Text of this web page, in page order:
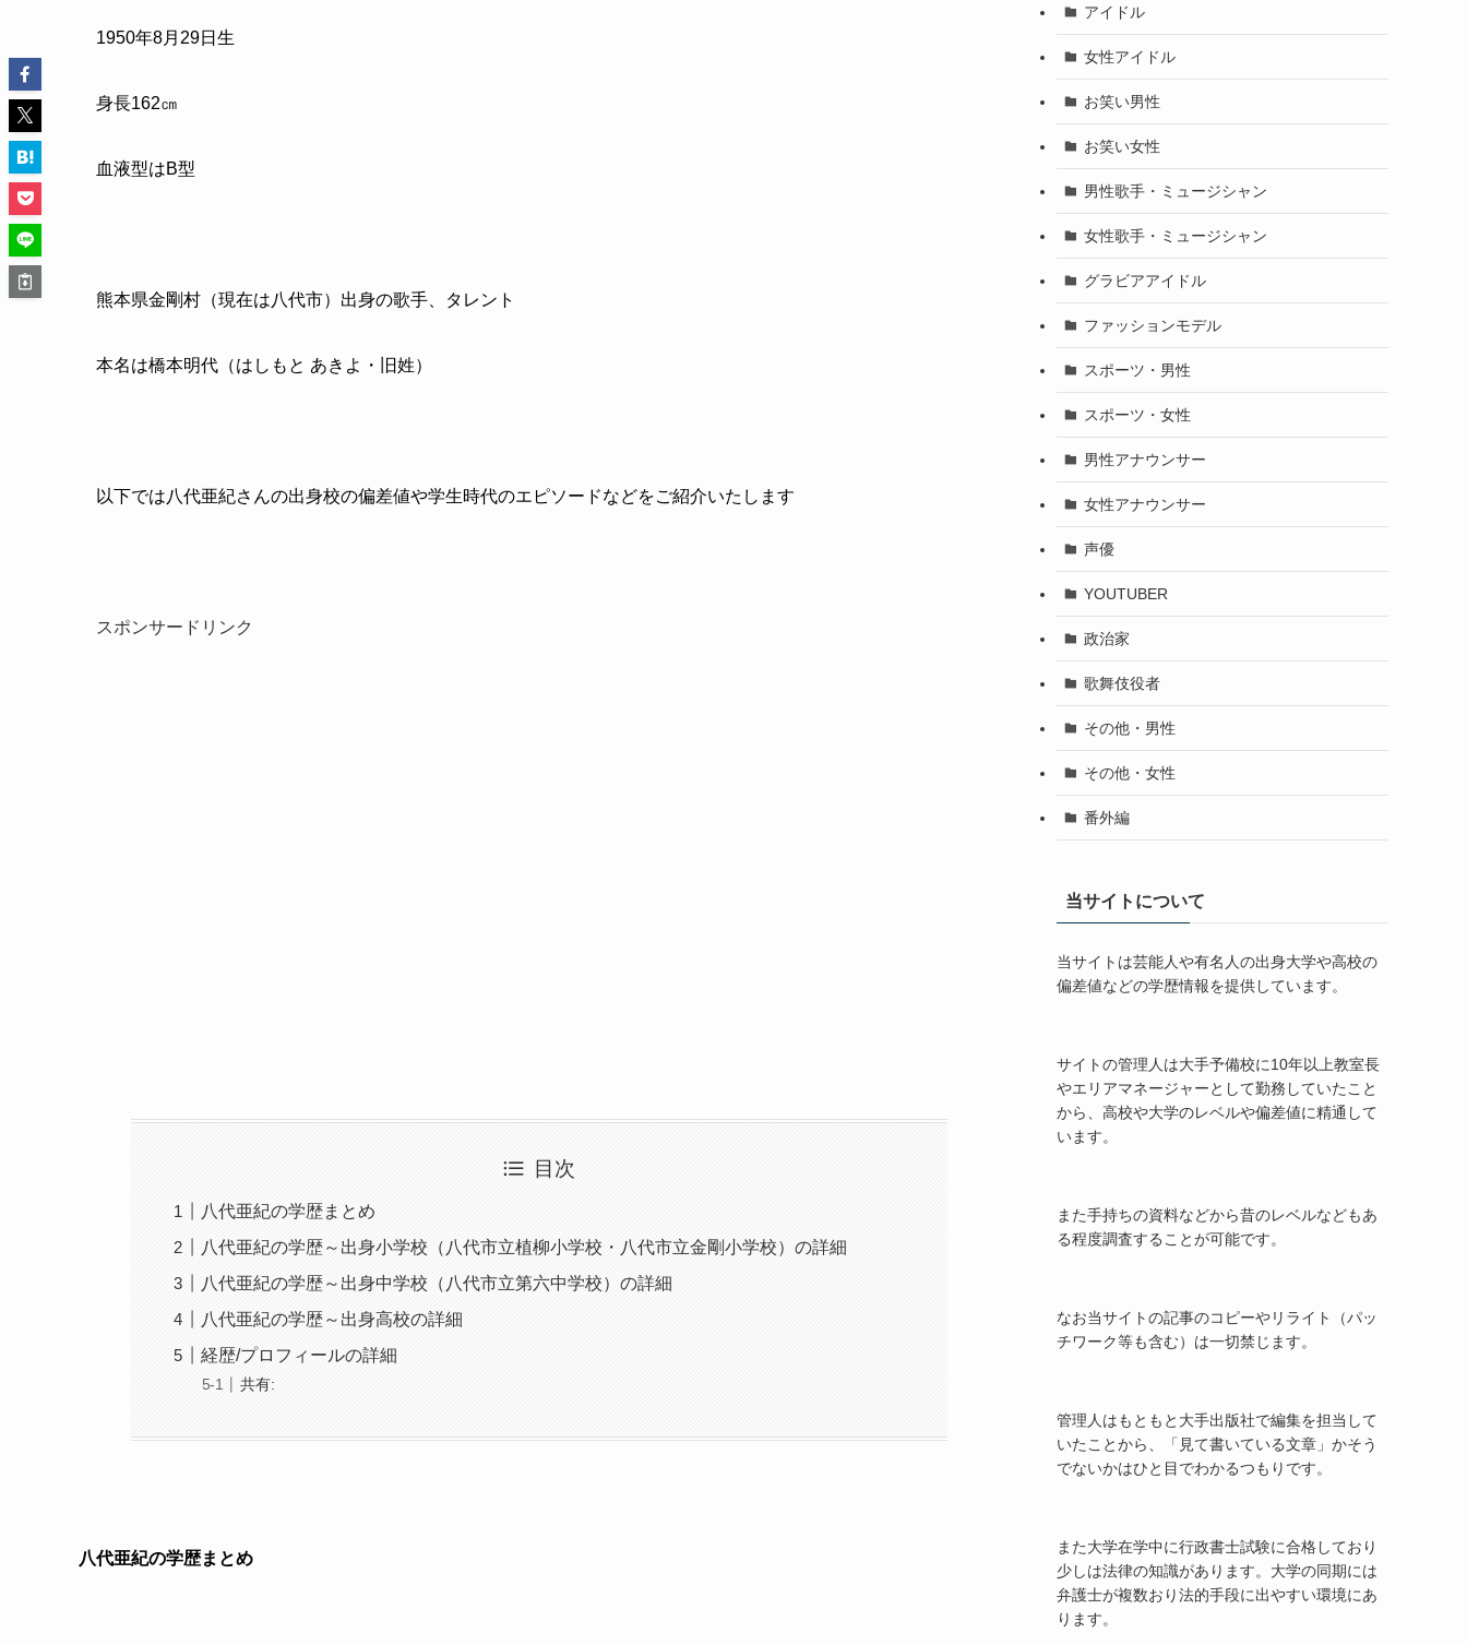
1950年8月 29日生
身長162㎝
血液型はB型
熊本県金剛村（現在は八代市）出身の歌手、タレント
本名は橋本明代（はしもと あきよ・旧姓）
以下では八代亜紀さんの出身校の偏差値や学生時代のエピソードなどをご紹介いたします
スポンサードリンク
目次
八代亜紀の学歴まとめ
八代亜紀の学歴～出身小学校（八代市立植柳小学校・八代市立金剛小学校）の詳細
八代亜紀の学歴～出身中学校（八代市立第六中学校）の詳細
八代亜紀の学歴～出身高校の詳細
経歴/プロフィールの詳細
共有:
八代亜紀の学歴まとめ
アイドル
女性アイドル
お笑い男性
お笑い女性
男性歌手・ミュージシャン
女性歌手・ミュージシャン
グラビアアイドル
ファッションモデル
スポーツ・男性
スポーツ・女性
男性アナウンサー
女性アナウンサー
声優
YOUTUBER
政治家
歌舞伎役者
その他・男性
その他・女性
番外編
当サイトについて
当サイトは芸能人や有名人の出身大学や高校の
偏差値などの学歴情報を提供しています。
サイトの管理人は大手予備校に10年以上教室長
やエリアマネージャーとして勤務していたこと
から、高校や大学のレベルや偏差値に精通して
います。
また手持ちの資料などから昔のレベルなどもあ
る程度調査することが可能です。
なお当サイトの記事のコピーやリライト（パッ
チワーク等も含む）は一切禁じます。
管理人はもともと大手出版社で編集を担当して
いたことから、「見て書いている文章」かそう
でないかはひと目でわかるつもりです。
また大学在学中に行政書士試験に合格しており
少しは法律の知識があります。大学の同期には
弁護士が複数おり法的手段に出やすい環境にあ
ります。